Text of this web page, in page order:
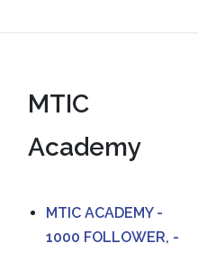
MTIC
Academy
MTIC ACADEMY -
1000 FOLLOWER, -